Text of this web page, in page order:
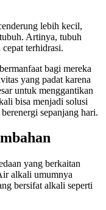
lebih kecil,
Artinya, tubuh
terhidrasi.
bagi mereka
yang padat karena
untuk menggantikan
bisa menjadi solusi
sepanjang hari.
yang berkaitan
alkali umumnya
bersifat alkali seperti